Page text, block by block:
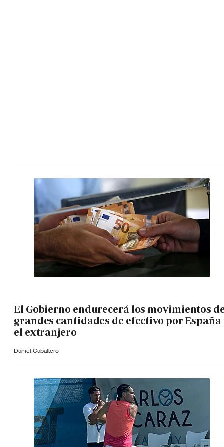
El Gobierno endurecerá los movimientos
grandes cantidades de efectivo por España
el extranjero
Daniel Caballero